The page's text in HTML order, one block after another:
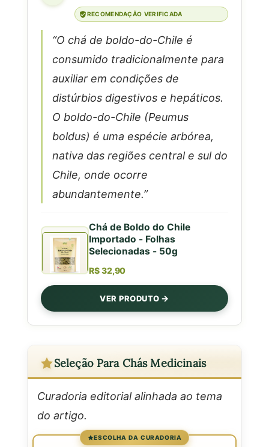
RECOMENDAÇÃO VERIFICADA
“O chá de boldo-do-Chile é
consumido tradicionalmente para
auxiliar em condições de
distúrbios digestivos e hepáticos.
O boldo-do-Chile (Peumus
boldus) é uma espécie arbórea,
nativa das regiões central e sul do
Chile, onde ocorre
abundantemente.”
Chá de Boldo do Chile
Importado - Folhas
Selecionadas - 50g
R$ 32,90
VER PRODUTO
Seleção Para Chás Medicinais
Curadoria editorial alinhada ao tema
do artigo.
ESCOLHA DA CURADORIA